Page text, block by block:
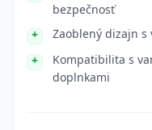
bezpečnosť
Zaoblený dizajn
Kompatibilita s
doplnkami